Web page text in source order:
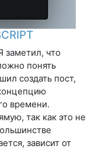
что
понять
создать пост,
времени.
так как это не
зависит от